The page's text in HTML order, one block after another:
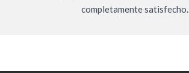
completamente satisfecho.